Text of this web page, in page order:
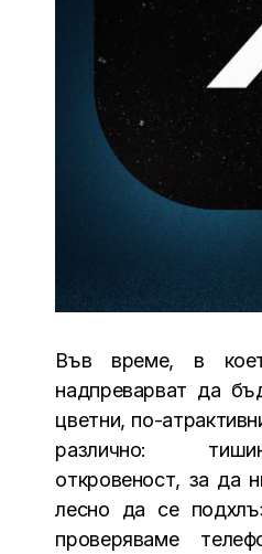
Във време, в
надпреварват да
цветни, по-
различно:
откровеност, за да
лесно да се
проверяваме